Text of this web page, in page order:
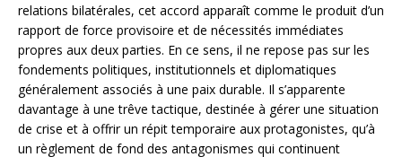
relations bilatérales, cet accord apparaît comme le produit d’un
rapport de force provisoire et de nécessités immédiates
propres aux deux parties. En ce sens, il ne repose pas sur les
fondements politiques, institutionnels et diplomatiques
généralement associés à une paix durable. Il s’apparente
davantage à une trêve tactique, destinée à gérer une situation
de crise et à offrir un répit temporaire aux protagonistes, qu’à
un règlement de fond des antagonismes qui continuent